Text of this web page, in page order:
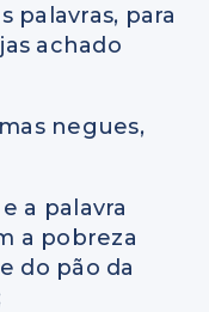
palavras, para
achado
negues,
a palavra
a pobreza
do pão da